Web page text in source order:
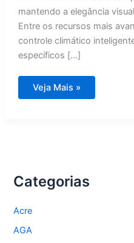
mantendo a elegância
Entre os recursos mais
controle climático
específicos […]
Brastemp
revela
Veja Mais »
Categorias
Acre
AGA